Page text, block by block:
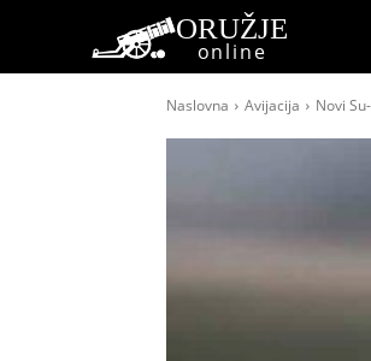
ORUŽJE
online
Naslovna Avijacija Novi